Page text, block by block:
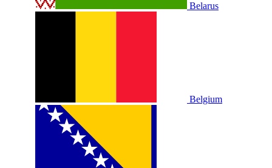
Belarus
Belgium